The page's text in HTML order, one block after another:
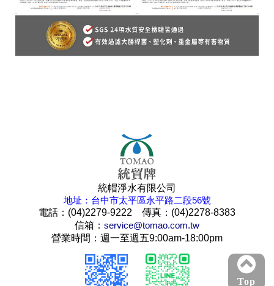
統帽淨水有限公司
地址：台中市太平區永平路二段56號
電話：(04)2279-9222 傳真：(04)2278-8383
信箱： service@tomao.com.tw
營業時間：週一至週五9:00am-18:00pm
Top